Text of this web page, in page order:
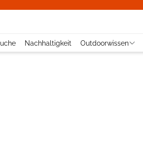
Nachhaltigkeit Outdoorwissen